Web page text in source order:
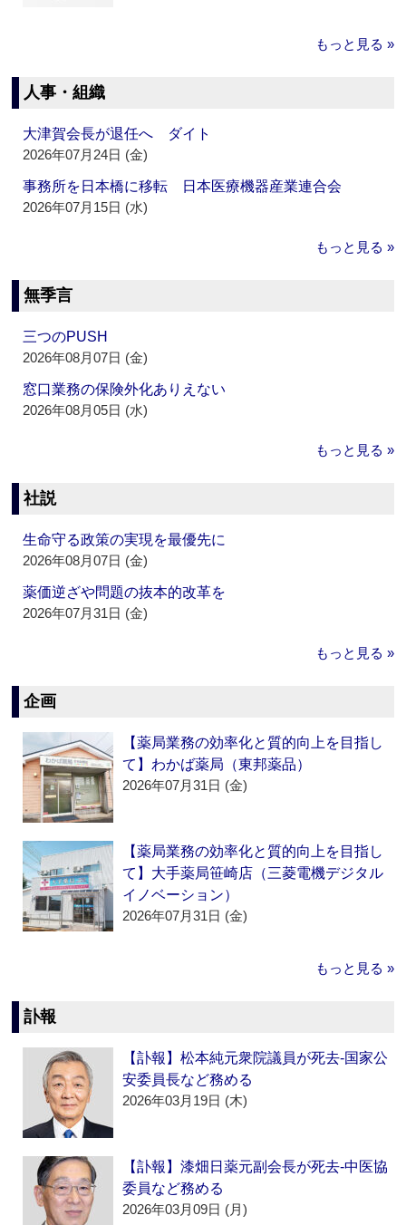
もっと見る »
人事・組織
大津賀会長が退任へ ダイト
2026年07月24日 (金)
事務所を日本橋に移転 日本医療機器産業連合会
2026年07月15日 (水)
もっと見る »
無季言
三つのPUSH
2026年08月07日 (金)
窓口業務の保険外化ありえない
2026年08月05日 (水)
もっと見る »
社説
生命守る政策の実現を最優先に
2026年08月07日 (金)
薬価逆ざや問題の抜本的改革を
2026年07月31日 (金)
もっと見る »
企画
【薬局業務の効率化と質的向上を目指し
て】わかば薬局（東邦薬品）
2026年07月31日 (金)
【薬局業務の効率化と質的向上を目指し
て】大手薬局笹崎店（三菱電機デジタル
イノベーション）
2026年07月31日 (金)
もっと見る »
訃報
【訃報】松本純元衆院議員が死去‐国家公
安委員長など務める
2026年03月19日 (木)
【訃報】漆畑日薬元副会長が死去‐中医協
委員など務める
2026年03月09日 (月)